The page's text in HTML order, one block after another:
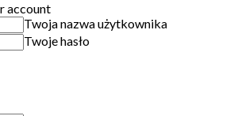
account
Twoja nazwa użytkownika
Twoje hasło